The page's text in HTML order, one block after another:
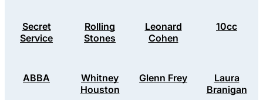
Secret
Service
Rolling
Stones
Leonard
Cohen
10cc
ABBA
Whitney
Houston
Glenn Frey
Laura
Branigan